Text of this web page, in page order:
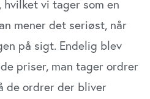
hvilket vi tager som en
mener det seriøst, når
på sigt. Endelig blev
priser, man tager ordrer
de ordrer der bliver